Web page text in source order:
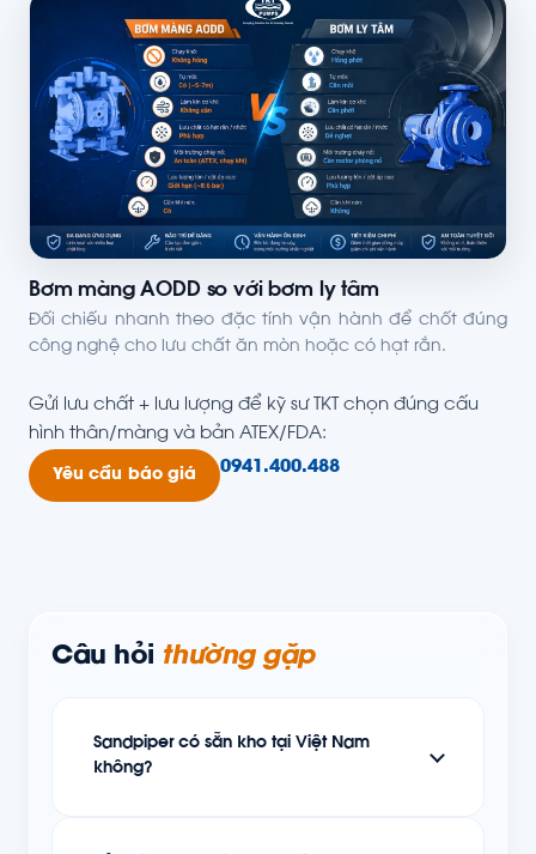
Bơm màng AODD so với bơm ly tâm
Đối chiếu nhanh theo đặc tính vận hành để chốt đúng
công nghệ cho lưu chất ăn mòn hoặc có hạt rắn.
Gửi lưu chất + lưu lượng để kỹ sư TKT chọn đúng cấu
hình thân/màng và bản ATEX/FDA:
Yêu cầu báo giá 0941.400.488
Câu hỏi thường gặp
Sandpiper có sẵn kho tại Việt Nam
không?